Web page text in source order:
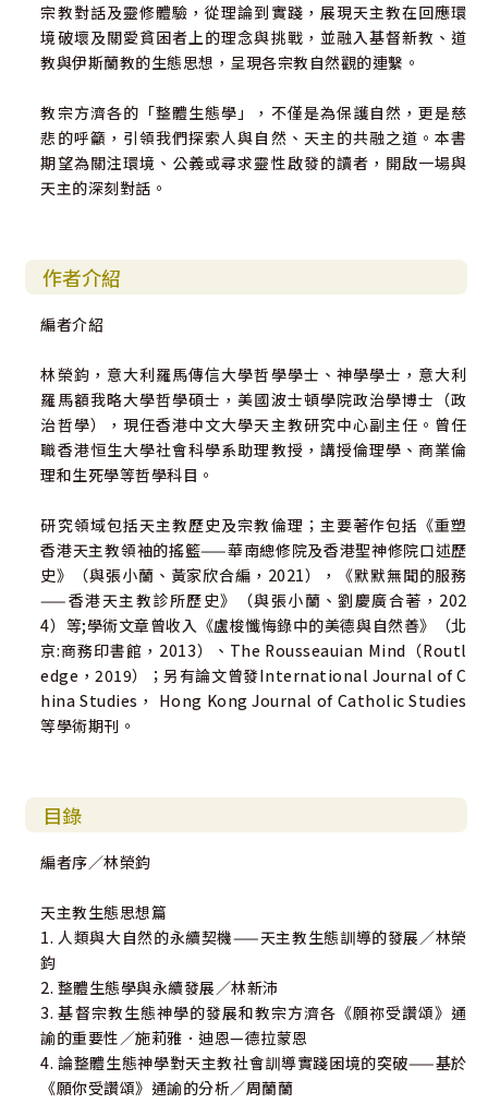
宗教對話及靈修體驗，從理論到實踐，展現天主教在回應環
境破壞及關愛貧困者上的理念與挑戰，並融入基督新教、道
教與伊斯蘭教的生態思想，呈現各宗教自然觀的連繫。
教宗方濟各的「整體生態學」，不僅是為保護自然，更是慈
悲的呼籲，引領我們探索人與自然、天主的共融之道。本書
期望為關注環境、公義或尋求靈性啟發的讀者，開啟一場與
天主的深刻對話。
作者介紹
編者介紹
林榮鈞，意大利羅馬傳信大學哲學學士、神學學士，意大利
羅馬額我略大學哲學碩士，美國波士頓學院政治學博士（政
治哲學），現任香港中文大學天主教研究中心副主任。曾任
職香港恒生大學社會科學系助理教授，講授倫理學、商業倫
理和生死學等哲學科目。
研究領域包括天主教歷史及宗教倫理；主要著作包括《重塑
香港天主教領袖的搖籃——華南總修院及香港聖神修院口述歷
史》（與張小蘭、黃家欣合編，2021），《默默無聞的服務
——香港天主教診所歷史》（與張小蘭、劉慶廣合著，202
4）等;學術文章曾收入《盧梭懺悔錄中的美德與自然善》（北
京:商務印書館，2013）、The Rousseauian Mind（Routl
edge，2019）；另有論文曾發International Journal of C
hina Studies， Hong Kong Journal of Catholic Studies
等學術期刊。
目錄
編者序／林榮鈞
天主教生態思想篇
1. 人類與大自然的永續契機——天主教生態訓導的發展／林榮
鈞
2. 整體生態學與永續發展／林新沛
3. 基督宗教生態神學的發展和教宗方濟各《願祢受讚頌》通
諭的重要性／施莉雅．迪恩—德拉蒙恩
4. 論整體生態神學對天主教社會訓導實踐困境的突破——基於
《願你受讚頌》通諭的分析／周蘭蘭